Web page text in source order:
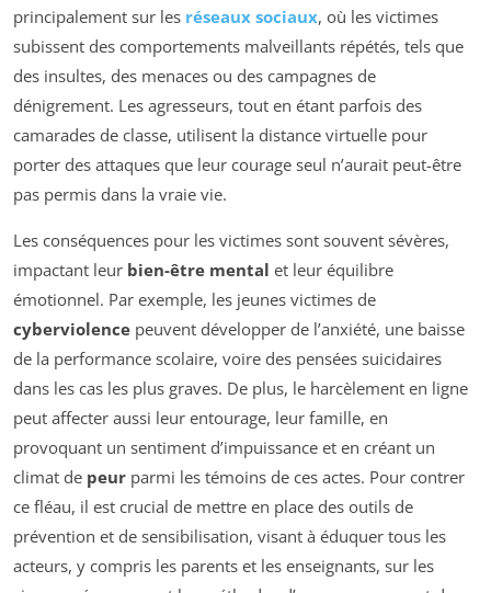
principalement sur les réseaux sociaux, où les victimes
subissent des comportements malveillants répétés, tels que
des insultes, des menaces ou des campagnes de
dénigrement. Les agresseurs, tout en étant parfois des
camarades de classe, utilisent la distance virtuelle pour
porter des attaques que leur courage seul n’aurait peut-être
pas permis dans la vraie vie.
Les conséquences pour les victimes sont souvent sévères,
impactant leur bien-être mental et leur équilibre
émotionnel. Par exemple, les jeunes victimes de
cyberviolence peuvent développer de l’anxiété, une baisse
de la performance scolaire, voire des pensées suicidaires
dans les cas les plus graves. De plus, le harcèlement en ligne
peut affecter aussi leur entourage, leur famille, en
provoquant un sentiment d’impuissance et en créant un
climat de peur parmi les témoins de ces actes. Pour contrer
ce fléau, il est crucial de mettre en place des outils de
prévention et de sensibilisation, visant à éduquer tous les
acteurs, y compris les parents et les enseignants, sur les